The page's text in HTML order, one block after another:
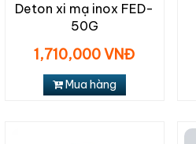
Deton xi mạ inox FED-
50G
1,710,000 VNĐ
Mua hàng